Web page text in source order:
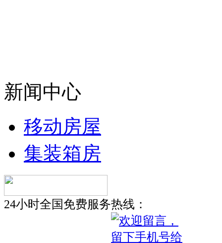
新闻中心
移动房屋
集装箱房
24小时全国免费服务热线：